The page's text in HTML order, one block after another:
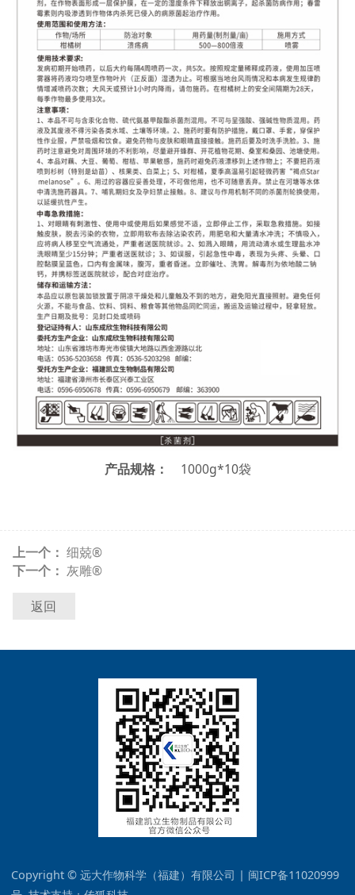
产品规格： 1000g*10袋
上一个： 细兢®
下一个： 灰雕®
返回
Copyright © 远大作物科学（福建）有限公司 | 闽ICP备11020999